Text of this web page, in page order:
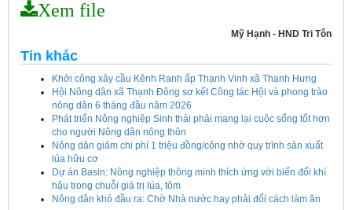
Xem file
Mỹ Hạnh - HND Tri Tôn
Tin khác
Khởi công xây cầu Kênh Ranh ấp Thạnh Vinh xã Thạnh Hưng
Hội Nông dân xã Thạnh Đông sơ kết Công tác Hội và phong trào
nông dân 6 tháng đầu năm 2026
Phát triển Nông nghiệp Sinh thái phải mang lại cuộc sống tốt hơn
cho người Nông dân nông thôn
Nông dân giảm chi phí 1 triệu đồng/công nhờ quy trình sản xuất
lúa hữu cơ
Dự án Basin: Nông nghiệp thông minh thích ứng với biến đổi khí
hậu trong chuỗi giá trị lúa, tôm
Nông dân khó đầu ra: Chờ Nhà nước hay phải đổi cách làm ăn